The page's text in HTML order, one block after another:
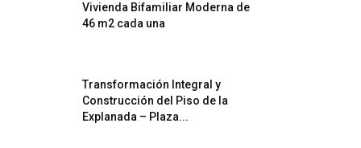
Vivienda Bifamiliar Moderna de
46 m2 cada una
Transformación Integral y
Construcción del Piso de la
Explanada – Plaza...